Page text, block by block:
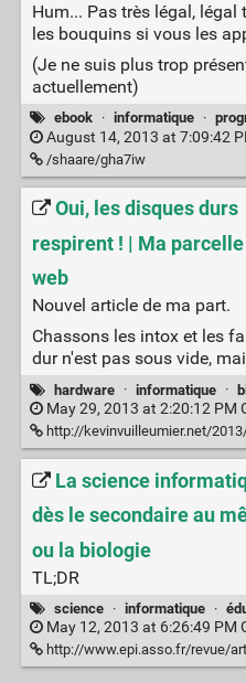
Hum... Pas très légal,
les bouquins si vous les
(Je ne suis plus trop
actuellement)
ebook · informatique ·
August 14, 2013 at 7:09:42
/shaare/gha7iw
Oui, les disques durs
respirent ! | Ma
web
Nouvel article de ma part.
Chassons les intox et les
dur n'est pas sous vide,
hardware · informatique ·
May 29, 2013 at 2:20:12 PM
http://kevinvuilleumier.net/
La science
dès le secondaire au
ou la biologie
TL;DR
science · informatique ·
May 12, 2013 at 6:26:49 PM
http://www.epi.asso.fr/revue/